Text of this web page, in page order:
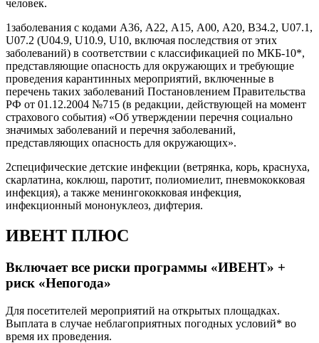
человек.
1заболевания с кодами А36, А22, А15, А00, А20, В34.2, U07.1,
U07.2 (U04.9, U10.9, U10, включая последствия от этих
заболеваний) в соответствии с классификацией по МКБ-10*,
представляющие опасность для окружающих и требующие
проведения карантинных мероприятий, включенные в
перечень таких заболеваний Постановлением Правительства
РФ от 01.12.2004 №715 (в редакции, действующей на момент
страхового события) «Об утверждении перечня социально
значимых заболеваний и перечня заболеваний,
представляющих опасность для окружающих».
2специфические детские инфекции (ветрянка, корь, краснуха,
скарлатина, коклюш, паротит, полиомиелит, пневмококковая
инфекция), а также менингококковая инфекция,
инфекционный мононуклеоз, дифтерия.
ИВЕНТ ПЛЮС
Включает все риски программы «ИВЕНТ» +
риск «Непогода»
Для посетителей мероприятий на открытых площадках.
Выплата в случае неблагоприятных погодных условий* во
время их проведения.